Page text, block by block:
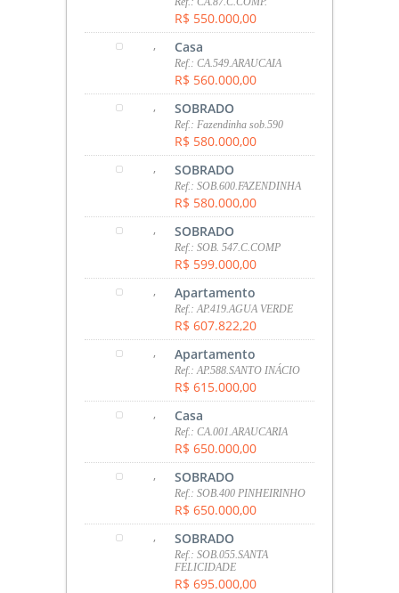
R$ 550.000,00
, Casa
Ref.: CA.549.ARAUCAIA
R$ 560.000,00
, SOBRADO
Ref.: Fazendinha sob.590
R$ 580.000,00
, SOBRADO
Ref.: SOB.600.FAZENDINHA
R$ 580.000,00
, SOBRADO
Ref.: SOB. 547.C.COMP
R$ 599.000,00
, Apartamento
Ref.: AP.419.AGUA VERDE
R$ 607.822,20
, Apartamento
Ref.: AP.588.SANTO INÁCIO
R$ 615.000,00
, Casa
Ref.: CA.001.ARAUCARIA
R$ 650.000,00
, SOBRADO
Ref.: SOB.400 PINHEIRINHO
R$ 650.000,00
, SOBRADO
Ref.: SOB.055.SANTA
FELICIDADE
R$ 695.000,00